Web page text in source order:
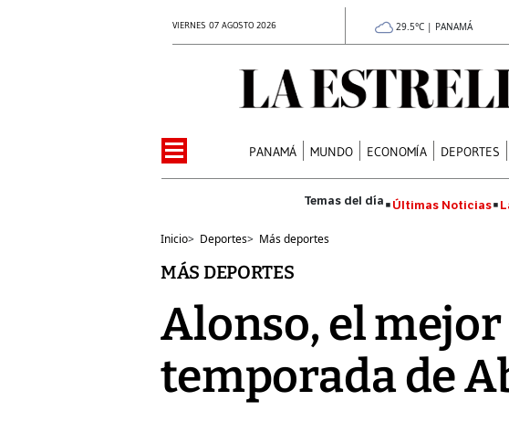
VIERNES 07 AGOSTO 2026 29.5°C | PANAMÁ
PANAMÁ MUNDO ECONOMÍA DEPORTES
Últimas Noticias
Inicio> Deportes> Más deportes
MÁS DEPORTES
Alonso, el
temporada de